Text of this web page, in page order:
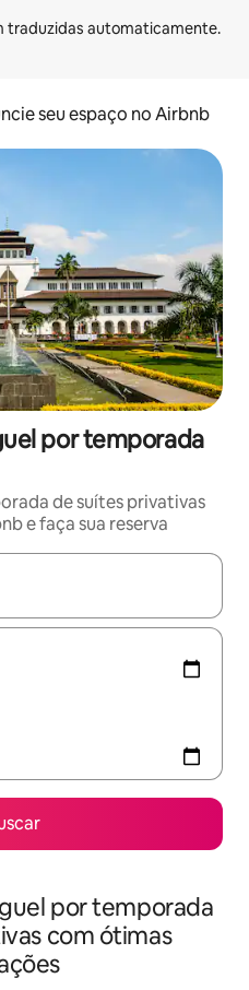
seu espaço no Airbnb
por temporada
de suítes privativas
e faça sua reserva
disponíveis, explore-os
por temporada
com ótimas